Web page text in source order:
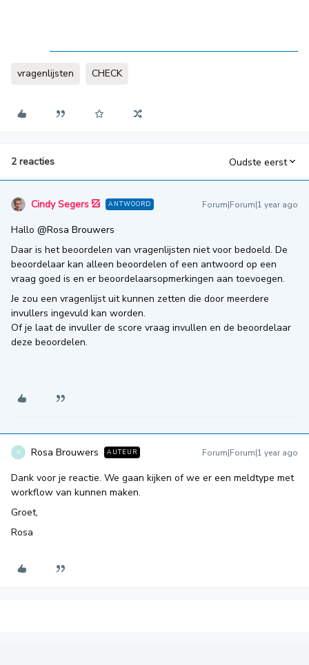
vragenlijsten CHECK
2 reacties Oudste eerst
Cindy Segers ANTWOORD Forum|Forum|1 year ago
Hallo ​ @Rosa Brouwers
Daar is het beoordelen van vragenlijsten niet voor bedoeld. De
beoordelaar kan alleen beoordelen of een antwoord op een
vraag goed is en er beoordelaarsopmerkingen aan toevoegen.
Je zou een vragenlijst uit kunnen zetten die door meerdere
invullers ingevuld kan worden.
Of je laat de invuller de score vraag invullen en de beoordelaar
deze beoordelen.
R Rosa Brouwers AUTEUR Forum|Forum|1 year ago
Dank voor je reactie. We gaan kijken of we er een meldtype met
workflow van kunnen maken.
Groet,
Rosa